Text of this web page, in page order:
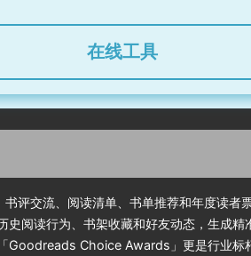
到需求点，包
工具、API 开放
。网站强调 AI
、专业场景覆
阵 + 解决方案
在各类写作场景
表达优化到语气
得更好”作为整体
体采用极简内容
背书、使用场景
在线工具
评交流、阅读清单、书单推荐和年度读
阅读行为、书架收藏和好友动态，生成
Goodreads Choice Awards」更是行业